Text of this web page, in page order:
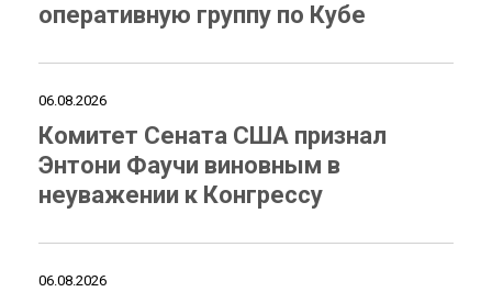
оперативную группу по Кубе
06.08.2026
Комитет Сената США признал
Энтони Фаучи виновным в
неуважении к Конгрессу
06.08.2026